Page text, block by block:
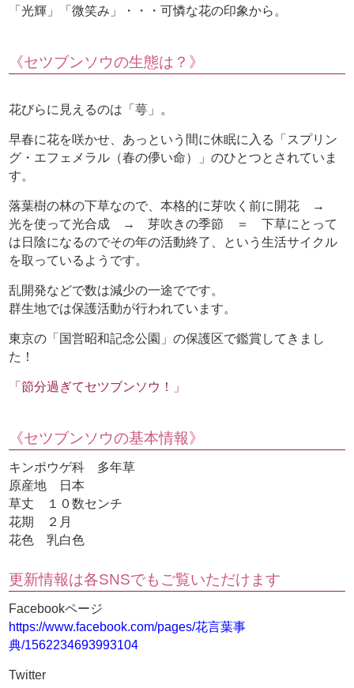
「光輝」「微笑み」・・・可憐な花の印象から。
《セツブンソウの生態は？》
花びらに見えるのは「萼」。
早春に花を咲かせ、あっという間に休眠に入る「スプリン
グ・エフェメラル（春の儚い命）」のひとつとされていま
す。
落葉樹の林の下草なので、本格的に芽吹く前に開花 →
光を使って光合成 → 芽吹きの季節 ＝ 下草にとって
は日陰になるのでその年の活動終了、という生活サイクル
を取っているようです。
乱開発などで数は減少の一途でです。
群生地では保護活動が行われています。
東京の「国営昭和記念公園」の保護区で鑑賞してきまし
た！
「節分過ぎてセツブンソウ！」
《セツブンソウの基本情報》
キンポウゲ科 多年草
原産地 日本
草丈 １０数センチ
花期 ２月
花色 乳白色
更新情報は各SNSでもご覧いただけます
Facebookページ
https://www.facebook.com/pages/花言葉事
典/1562234693993104
Twitter